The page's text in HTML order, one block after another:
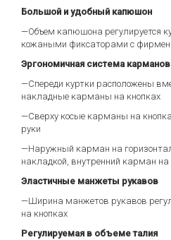
Большой и удобный капюшон
—Объем капюшона регулируется
кожаными фиксаторами с
Эргономичная система карманов
—Спереди куртки расположены
накладные карманы на кнопках
—Сверху косые карманы на
руки
—Наружный карман на
накладкой, внутренний карман
Эластичные манжеты рукавов
—Ширина манжетов рукавов
на кнопках
Регулируемая в объеме талия